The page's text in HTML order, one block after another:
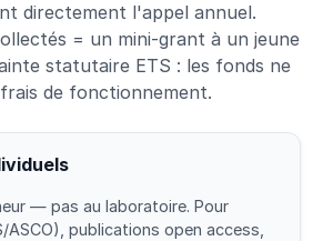
directement l'appel annuel.
= un mini-grant à un jeune
statutaire ETS : les fonds ne
de fonctionnement.
— pas au laboratoire. Pour
ASCO), publications open access,